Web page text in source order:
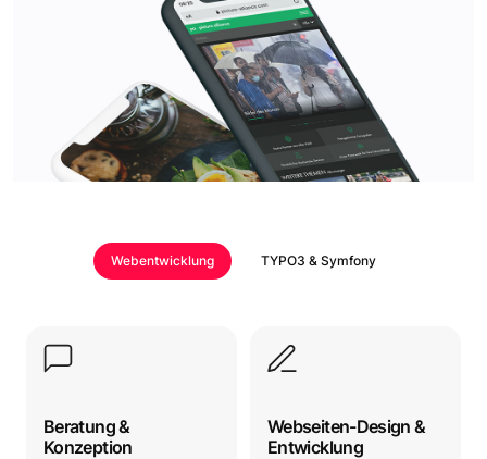
Webentwicklung TYPO3 & Symfony
Beratung &
Konzeption
Webseiten-Design &
Entwicklung